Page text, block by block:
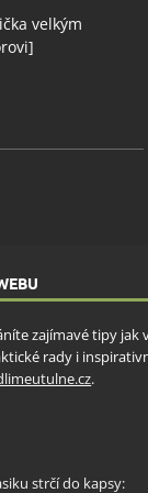
velkým
zajímavé tipy jak
rady i
.
strčí do kapsy: